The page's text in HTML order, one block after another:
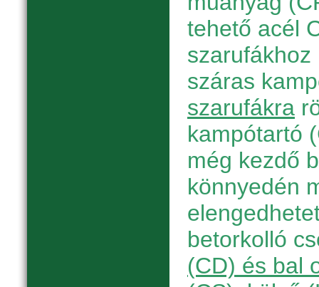
tehető acél
száras
szarufákra
kampótartó
még kezdő
könnyedén
betorkolló
(CD) és bal